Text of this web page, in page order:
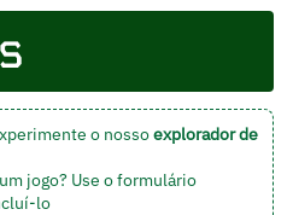
o nossoexplorador de
jogo? Use o formulário
lo